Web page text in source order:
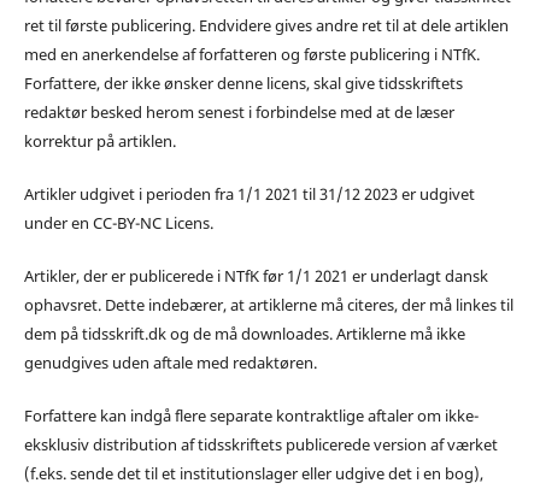
ret til første publicering. Endvidere gives andre ret til at dele artiklen
med en anerkendelse af forfatteren og første publicering i NTfK.
Forfattere, der ikke ønsker denne licens, skal give tidsskriftets
redaktør besked herom senest i forbindelse med at de læser
korrektur på artiklen.
Artikler udgivet i perioden fra 1/1 2021 til 31/12 2023 er udgivet
under en CC-BY-NC Licens.
Artikler, der er publicerede i NTfK før 1/1 2021 er underlagt dansk
ophavsret. Dette indebærer, at artiklerne må citeres, der må linkes til
dem på tidsskrift.dk og de må downloades. Artiklerne må ikke
genudgives uden aftale med redaktøren.
Forfattere kan indgå flere separate kontraktlige aftaler om ikke-
eksklusiv distribution af tidsskriftets publicerede version af værket
(f.eks. sende det til et institutionslager eller udgive det i en bog),